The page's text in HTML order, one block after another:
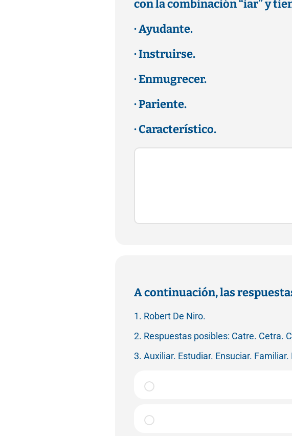
con la combinación “iar” y
· Ayudante.
· Instruirse.
· Enmugrecer.
· Pariente.
· Característico.
A continuación, las
1. Robert De Niro.
2. Respuestas posibles: Catre. Cetra.
3. Auxiliar. Estudiar. Ensuciar. Familiar.